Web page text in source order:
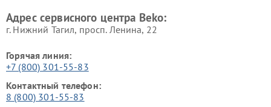
Адрес сервисного центра Beko:
г. Нижний Тагил, просп. Ленина, 22
Горячая линия:
+7 (800) 301-55-83
Контактный телефон:
8 (800) 301-55-83